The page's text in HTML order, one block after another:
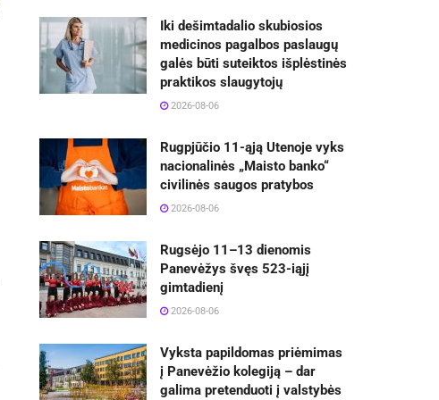
Iki dešimtadalio skubiosios
medicinos pagalbos paslaugų
galės būti suteiktos išplėstinės
praktikos slaugytojų
2026-08-06
Rugpjūčio 11-ąją Utenoje vyks
nacionalinės „Maisto banko“
civilinės saugos pratybos
2026-08-06
Rugsėjo 11–13 dienomis
Panevėžys švęs 523-iąjį
gimtadienį
2026-08-06
Vyksta papildomas priėmimas
į Panevėžio kolegiją – dar
galima pretenduoti į valstybės